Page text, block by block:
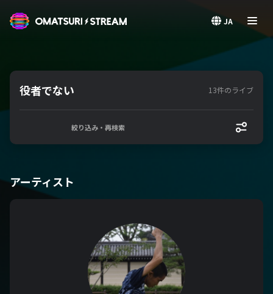
JA
役者でない 13件のライブ
絞り込み・再検索
アーティスト